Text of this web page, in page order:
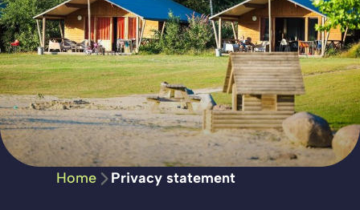
Home Privacy statement